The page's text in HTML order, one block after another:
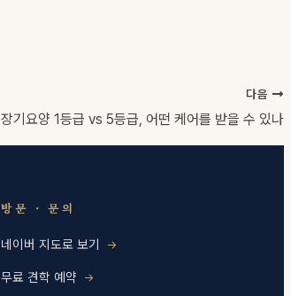
다음
장기요양 1등급 vs 5등급, 어떤 케어를 받을 수 있나
방문 · 문의
네이버 지도로 보기
무료 견학 예약